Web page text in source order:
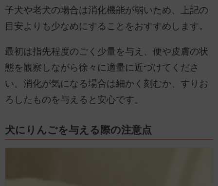
子犬や老犬の場合は消化機能が弱いため、上記の
目安よりも少なめにすることをおすすめします。
最初は指先程度のごく少量を与え、便や皮膚の状
態を観察しながら徐々に適量に近づけてくださ
い。消化が気になる場合は細かく刻むか、すりお
ろしたものを与えると安心です。
犬にりんごを与える際の注意点